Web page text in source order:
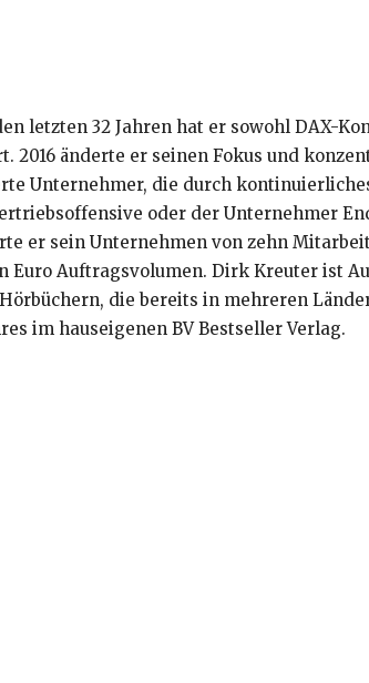
letzten 32 Jahren hat er sowohl DAX-
änderte er seinen Fokus und
Unternehmer, die durch
oder der Unternehmer
er sein Unternehmen von zehn
Auftragsvolumen. Dirk Kreuter ist
die bereits in mehreren
im hauseigenen BV Bestseller Verlag.